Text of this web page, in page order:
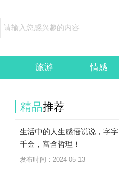
旅游 情感
精品推荐
生活中的人生感悟说说，字字
千金，富含哲理！
发布时间：2024-05-13